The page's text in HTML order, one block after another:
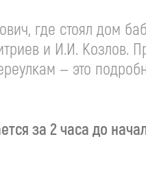
где стоял дом
и И.И. Козлов.
— это
за 2 часа до